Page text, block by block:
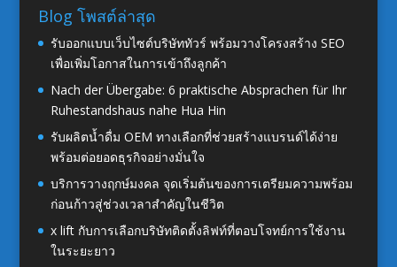
Blog โพสต์ล่าสุด
รับออกแบบเว็บไซต์บริษัททัวร์ พร้อมวางโครงสร้าง SEO
เพื่อเพิ่มโอกาสในการเข้าถึงลูกค้า
Nach der Übergabe: 6 praktische Absprachen für Ihr
Ruhestandshaus nahe Hua Hin
รับผลิตน้ำดื่ม OEM ทางเลือกที่ช่วยสร้างแบรนด์ได้ง่าย
พร้อมต่อยอดธุรกิจอย่างมั่นใจ
บริการวางฤกษ์มงคล จุดเริ่มต้นของการเตรียมความพร้อม
ก่อนก้าวสู่ช่วงเวลาสำคัญในชีวิต
x lift กับการเลือกบริษัทติดตั้งลิฟท์ที่ตอบโจทย์การใช้งาน
ในระยะยาว